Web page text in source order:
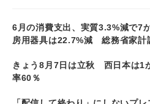
6月の消費支出、実質3.3%減で
房用器具は22.7%減 総務省家計
きょう8月7日は立秋 西日本は1
率60％